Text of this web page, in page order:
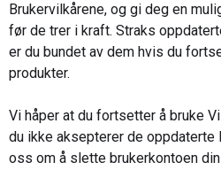
Brukervilkårene, og gi deg en
før de trer i kraft. Straks
er du bundet av dem hvis du
produkter.
Vi håper at du fortsetter å bruke
du ikke aksepterer de oppdaterte
oss om å slette brukerkontoen